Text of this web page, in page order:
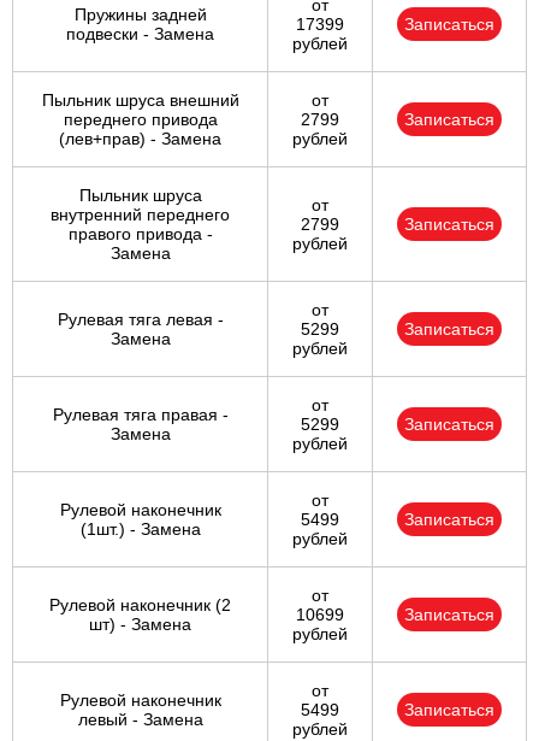
Пружины задней
подвески - Замена
от
17399
рублей
Записаться
Пыльник шруса внешний
переднего привода
(лев+прав) - Замена
от
2799
рублей
Записаться
Пыльник шруса
внутренний переднего
правого привода -
Замена
от
2799
рублей
Записаться
Рулевая тяга левая -
Замена
от
5299
рублей
Записаться
Рулевая тяга правая -
Замена
от
5299
рублей
Записаться
Рулевой наконечник
(1шт.) - Замена
от
5499
рублей
Записаться
Рулевой наконечник (2
шт) - Замена
от
10699
рублей
Записаться
Рулевой наконечник
левый - Замена
от
5499
рублей
Записаться